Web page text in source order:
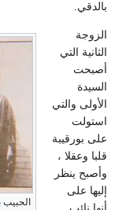
الحبيب
بالدقي.
الزوجة
الثانية التي
أصبحت
السيدة
الأولى والتي
استولت
على بورقيبة
قلبا وعقلا ،
وأصبح ينظر
إليها على